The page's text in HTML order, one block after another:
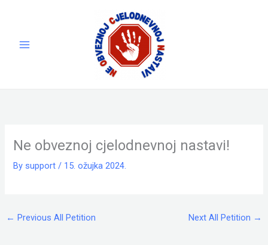
Ne obveznoj cjelodnevnoj nastavi!
By support/ 15. ožujka 2024.
← Previous All Petition Next All Petition →